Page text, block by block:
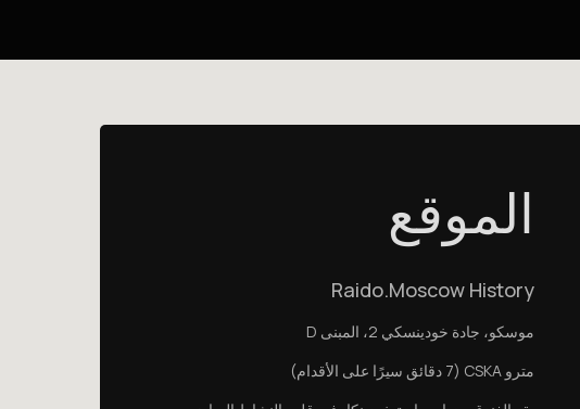
الموقع
Raido.Moscow History
موسكو، جادة خودينسكي 2، المبنى D
مترو CSKA (7 دقائق سيرًا على الأقدام)